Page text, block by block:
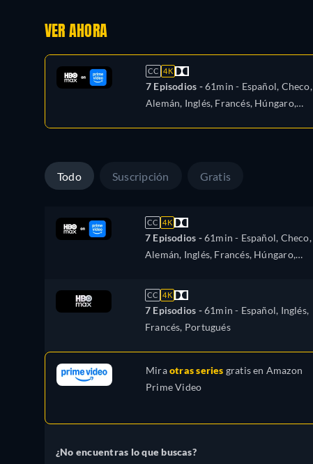
VER AHORA
CC 4K
7 Episodios -61min - Español, Checo,
Alemán, Inglés, Francés, Húngaro,
Todo Suscripción Gratis
CC 4K
7 Episodios -61min - Español, Checo,
Alemán, Inglés, Francés, Húngaro,
Ruso, Eslovaquia, Turco, Ucraniano
CC 4K
7 Episodios -61min - Español, Inglés,
Francés, Portugués
Miraotras series gratis en Amazon
Prime Video
¿No encuentras lo que buscas?